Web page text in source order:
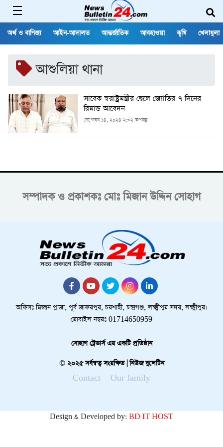
অর্থ ও বাণিজ্য আইন-আদালত আন্তর্জাতিক আবহাওয়া কৃষি খেলাধুলা
আশুলিয়া থানা
সাবেক স্বরাষ্ট্রমন্ত্রীর ছেলে জ্যোতির ৭ দিনের
রিমান্ড আবেদন
সেপ্টেম্বর ১৪, ২০২৪ ২:৩২ অপরাহ্ণ
সম্পাদক ও প্রকাশকঃ মোঃ মিজান উদ্দিন সোহাগ
অফিসঃ মিজান প্লাজা, পূর্ব জাফরপুর, চরশাহী, চন্দ্রগঞ্জ, লক্ষ্মীপুর সদর, লক্ষ্মীপুর।
মোবাইল নম্বরঃ 01714650959
সোহাগ ট্রেডার্স এর একটি প্রতিষ্ঠান
© ২০২৫ সর্বস্বত্ব সংরক্ষিত | নিউজ বুলেটিন
Contact Our family
Design & Developed by: BD IT HOST